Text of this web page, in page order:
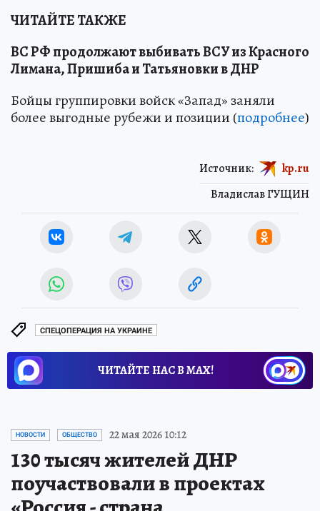
ЧИТАЙТЕ ТАКЖЕ
ВС РФ продолжают выбивать ВСУ из Красного
Лимана, Пришиба и Татьяновки в ДНР
Бойцы группировки войск «Запад» заняли
более выгодные рубежи и позиции (подробнее)
Владислав ГУЩИН
Источник: kp.ru
СПЕЦОПЕРАЦИЯ НА УКРАИНЕ
ЧИТАЙТЕ НАС В МАХ!
НОВОСТИ ОБЩЕСТВО 22 мая 2026 10:12
130 тысяч жителей ДНР
поучаствовали в проектах